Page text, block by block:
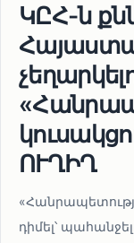
ԿԸՀ-ն
ՈՒՂԻՂ
դիմել՝